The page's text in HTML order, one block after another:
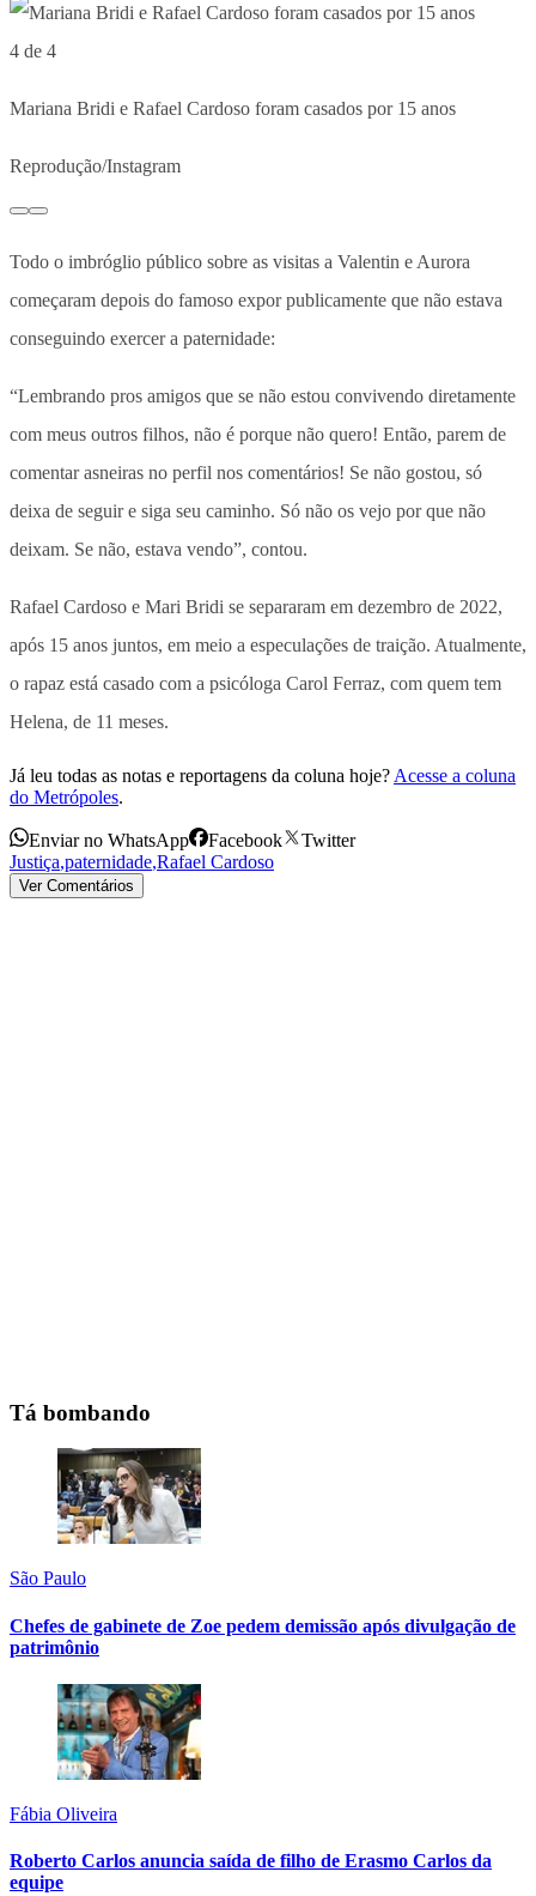
4 de 4
Mariana Bridi e Rafael Cardoso foram casados por 15 anos
Reprodução/Instagram
Todo o imbróglio público sobre as visitas a Valentin e Aurora
começaram depois do famoso expor publicamente que não estava
conseguindo exercer a paternidade:
“Lembrando pros amigos que se não estou convivendo diretamente
com meus outros filhos, não é porque não quero! Então, parem de
comentar asneiras no perfil nos comentários! Se não gostou, só
deixa de seguir e siga seu caminho. Só não os vejo por que não
deixam. Se não, estava vendo”, contou.
Rafael Cardoso e Mari Bridi se separaram em dezembro de 2022,
após 15 anos juntos, em meio a especulações de traição. Atualmente,
o rapaz está casado com a psicóloga Carol Ferraz, com quem tem
Helena, de 11 meses.
Já leu todas as notas e reportagens da coluna hoje? Acesse a coluna
do Metrópoles.
Enviar no WhatsApp Facebook
Twitter
Justiça,paternidade,Rafael Cardoso
Ver Comentários
Tá bombando
São Paulo
Chefes de gabinete de Zoe pedem demissão após divulgação de
patrimônio
Fábia Oliveira
Roberto Carlos anuncia saída de filho de Erasmo Carlos da
equipe